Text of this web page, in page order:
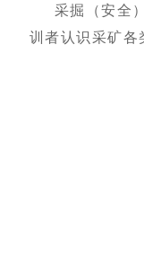
采掘（安全
训者认识采矿各